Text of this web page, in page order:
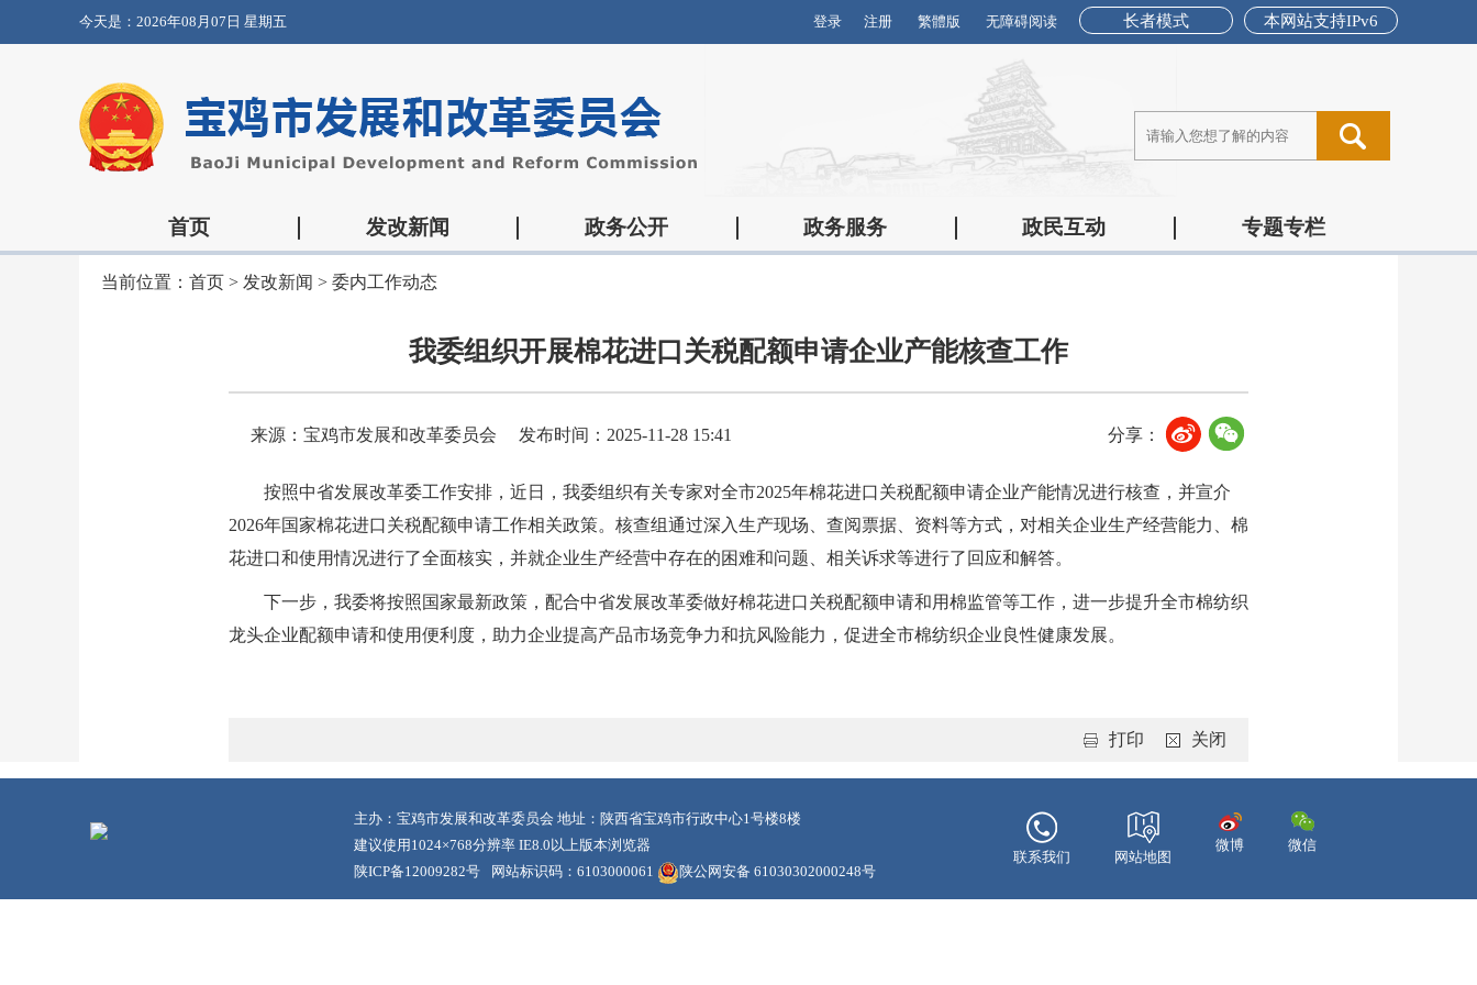
今天是： 2026年08月07日 星期五 本网站支持IPv6
长者模式
登录 注册 繁體版 无障碍阅读
首页 发改新闻 政务公开 政务服务 政民互动 专题专栏
当前位置： 首页 > 发改新闻 > 委内工作动态
我委组织开展棉花进口关税配额申请企业产能核查工作
来源：宝鸡市发展和改革委员会 发布时间：2025-11-28 15:41 分享：
按照中省发展改革委工作安排，近日，我委组织有关专家对全市2025年棉花进口关税配额申请企业产能情况进行核查，并宣介
2026年国家棉花进口关税配额申请工作相关政策。核查组通过深入生产现场、查阅票据、资料等方式，对相关企业生产经营能力、棉
花进口和使用情况进行了全面核实，并就企业生产经营中存在的困难和问题、相关诉求等进行了回应和解答。
下一步，我委将按照国家最新政策，配合中省发展改革委做好棉花进口关税配额申请和用棉监管等工作，进一步提升全市棉纺织
龙头企业配额申请和使用便利度，助力企业提高产品市场竞争力和抗风险能力，促进全市棉纺织企业良性健康发展。
关闭
打印
主办：宝鸡市发展和改革委员会 地址：陕西省宝鸡市行政中心1号楼8楼
建议使用1024×768分辨率 IE8.0以上版本浏览器
陕ICP备12009282号
网站标识码：6103000061 陕公网安备 61030302000248号
联系我们 网站地图
微博 微信